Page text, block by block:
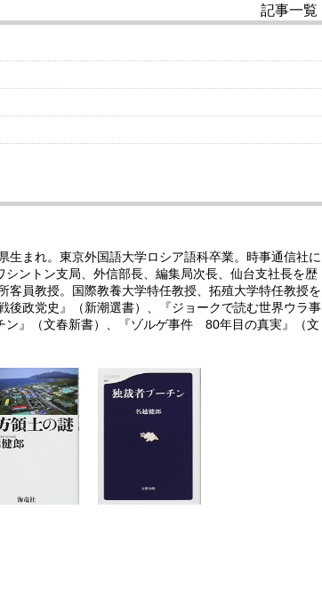
記事一覧
まれ。東京外国語大学ロシア語科卒業。時事通信社に
ントン支局、外信部長、編集局次長、仙台支社長を歴
客員教授。国際教養大学特任教授、拓殖大学特任教授を
後政党史』（新潮選書）、『ジョークで読む世界ウラ事
ン』（文春新書）、『ゾルゲ事件 80年目の真実』（文